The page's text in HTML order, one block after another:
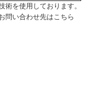
術を使用しております。
問い合わせ先はこちら